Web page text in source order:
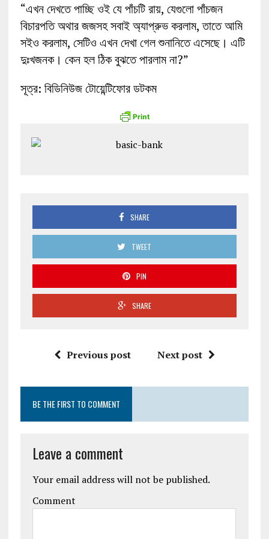
“এখন দেখতে পাচ্ছি ওই যে পাঁচটি রায়, যেগুলো পাঁচজন
বিচারপতি অথার জজসহ সবাই অ্যাপ্রুভ করলাম, তাতে আমি
সইও করলাম, সেটিও এখন দেখা গেল শুনানিতে এসেছে। এটি
দুঃখজনক। কেন হল ঠিক বুঝতে পারলাম না?”
সূত্র: বিডিনিউজ টোয়েন্টিফোর ডটকম
SHARE
TWEET
PIN
SHARE
Previous post Next post
BE THE FIRST TO COMMENT
Leave a comment
Your email address will not be published.
Comment